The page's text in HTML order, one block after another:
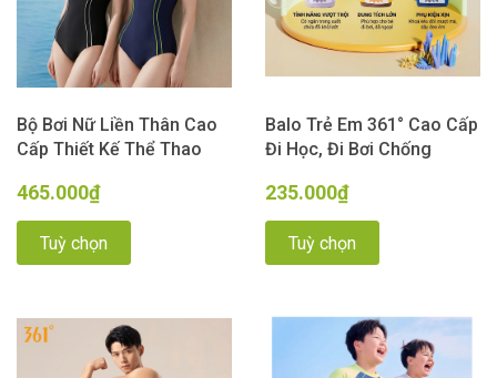
Bộ Bơi Nữ Liền Thân Cao
Cấp Thiết Kế Thể Thao
Tôn Dáng màu Đen Xanh
Momasong
465.000₫
Tuỳ chọn
Balo Trẻ Em 361° Cao Cấp
Đi Học, Đi Bơi Chống
Nghĩnh
235.000₫
Tuỳ chọn